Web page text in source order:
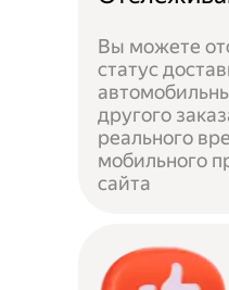
Вы можете
статус
другого
реального
мобильного
сайта